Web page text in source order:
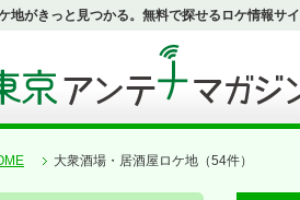
地がきっと見つかる。無料で探せるロケ情報サ
大衆酒場・居酒屋ロケ地（54件）